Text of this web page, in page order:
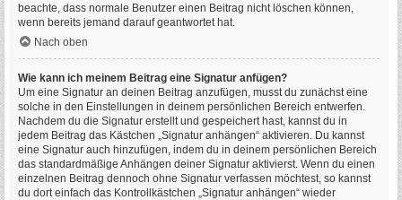
beachte, dass normale Benutzer einen Beitrag nicht löschen können,
wenn bereits jemand darauf geantwortet hat.
Nach oben
Wie kann ich meinem Beitrag eine Signatur anfügen?
Um eine Signatur an deinen Beitrag anzufügen, musst du zunächst eine
solche in den Einstellungen in deinem persönlichen Bereich entwerfen.
Nachdem du die Signatur erstellt und gespeichert hast, kannst du in
jedem Beitrag das Kästchen „Signatur anhängen“ aktivieren. Du kannst
eine Signatur auch hinzufügen, indem du in deinem persönlichen Bereich
das standardmäßige Anhängen deiner Signatur aktivierst. Wenn du einen
einzelnen Beitrag dennoch ohne Signatur verfassen möchtest, so kannst
du dort einfach das Kontrollkästchen „Signatur anhängen“ wieder